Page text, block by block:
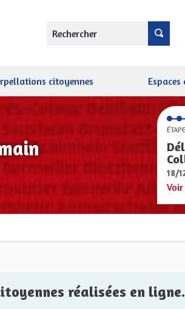
Rechercher
citoyennes
18/
réalisées en